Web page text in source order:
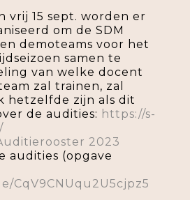
vrij 15 sept. worden er
om de SDM
demoteams voor het
samen te
van welke docent
zal trainen, zal
hetzelfde zijn als dit
de audities: https://s-
2023
audities (opgave
CqV9CNUqu2U5cjpz5